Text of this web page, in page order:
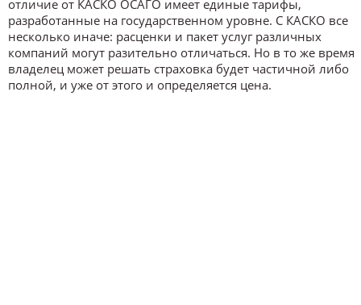
отличие от КАСКО ОСАГО имеет единые тарифы,
разработанные на государственном уровне. С КАСКО все
несколько иначе: расценки и пакет услуг различных
компаний могут разительно отличаться. Но в то же время
владелец может решать страховка будет частичной либо
полной, и уже от этого и определяется цена.